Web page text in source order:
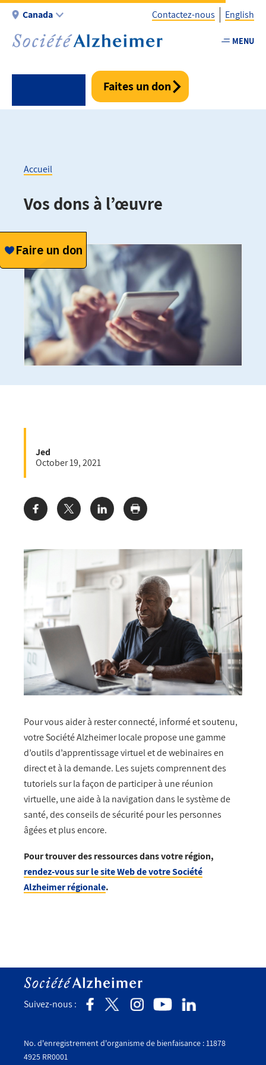
Aller
contenu
Canada
Utility
-
Fr
-
Contactez-nous English
MENU
Faites un don
Fil
d'Ariane
Accueil
Vos dons à l’œuvre
Pour vous aider à rester connecté, informé et soutenu,
votre Société Alzheimer locale propose une gamme
d’outils d’apprentissage virtuel et de webinaires en
direct et à la demande. Les sujets comprennent des
tutoriels sur la façon de participer à une réunion
virtuelle, une aide à la navigation dans le système de
santé, des conseils de sécurité pour les personnes
âgées et plus encore.
Pour trouver des ressources dans votre région,
rendez-vous sur le site Web de votre Société
Alzheimer régionale.
Jed
October 19, 2021
Share:
Suivez-nous :
No. d'enregistrement d'organisme de bienfaisance : 11878
4925 RR0001